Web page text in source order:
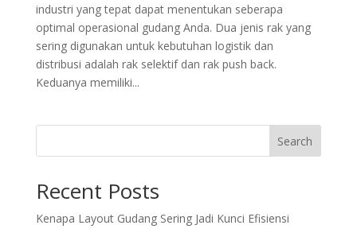
industri yang tepat dapat menentukan seberapa
optimal operasional gudang Anda. Dua jenis rak yang
sering digunakan untuk kebutuhan logistik dan
distribusi adalah rak selektif dan rak push back.
Keduanya memiliki...
Search
Recent Posts
Kenapa Layout Gudang Sering Jadi Kunci Efisiensi